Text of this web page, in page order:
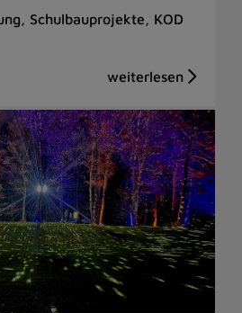
Schulbauprojekte, KOD